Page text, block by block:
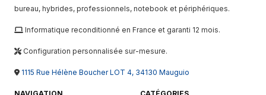
bureau, hybrides, professionnels, notebook et périphériques.
Informatique reconditionné en France et garanti 12 mois.
Configuration personnalisée sur-mesure.
1115 Rue Hélène Boucher LOT 4, 34130 Mauguio